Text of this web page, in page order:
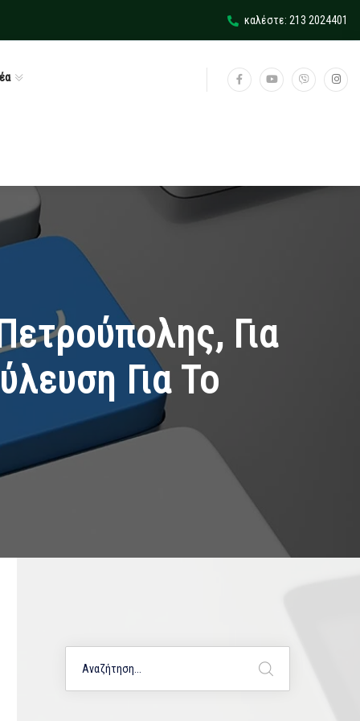
καλέστε: 213 2024401
Για
Για Το